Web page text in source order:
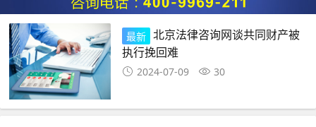
最新 北京法律咨询网谈共同财产被
执行挽回难
2024-07-09 30